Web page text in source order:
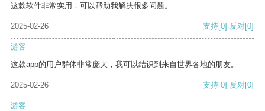
这款软件非常实用，可以帮助我解决很多问题。
2025-02-26 支持[0] 反对[0]
游客
这款app的用户群体非常庞大，我可以结识到来自世界各地的朋友。
2025-02-26 支持[0] 反对[0]
游客